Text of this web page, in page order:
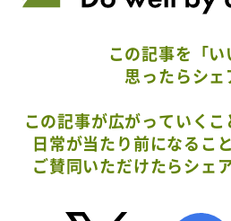
この記事を「い
思ったらシェ
この記事が広がっていく
日常が当たり前になるこ
ご賛同いただけたらシェ